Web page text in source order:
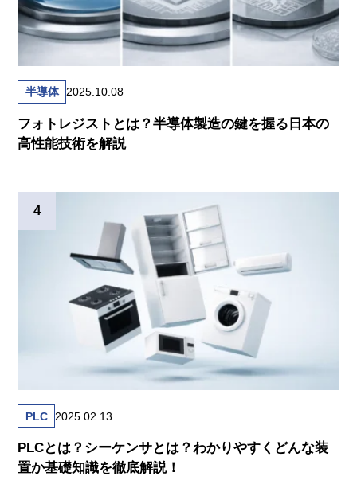
半導体 2025.10.08
フォトレジストとは？半導体製造の鍵を握る日本の
高性能技術を解説
PLC 2025.02.13
PLCとは？シーケンサとは？わかりやすくどんな装
置か基礎知識を徹底解説！